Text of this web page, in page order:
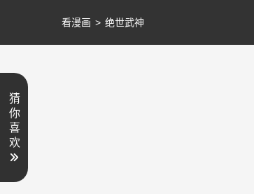
看漫画 > 绝世武神
猜
你
喜
欢